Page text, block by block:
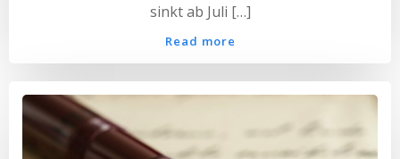
sinkt ab Juli […]
Read more